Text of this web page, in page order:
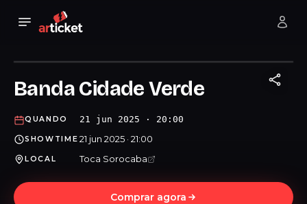
Banda Cidade Verde
QUANDO 21 jun 2025 · 20:00
SHOWTIME 21 jun 2025 · 21:00
LOCAL Toca Sorocaba
Comprar agora